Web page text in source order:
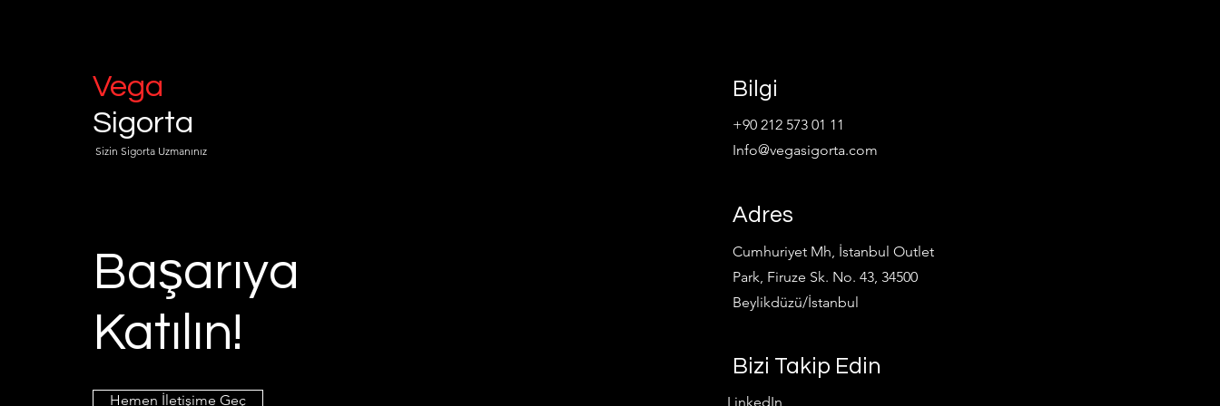
Vega
Sigorta
Sizin Sigorta Uzmanınız
Başarıya
Katılın!
Hemen İletişime Geç
Bilgi
+90 212 573 01 11
Info@vegasigorta.com
Adres
Cumhuriyet Mh, İstanbul Outlet
Park, Firuze Sk. No. 43, 34500
Beylikdüzü/İstanbul
Bizi Takip Edin
LinkedIn